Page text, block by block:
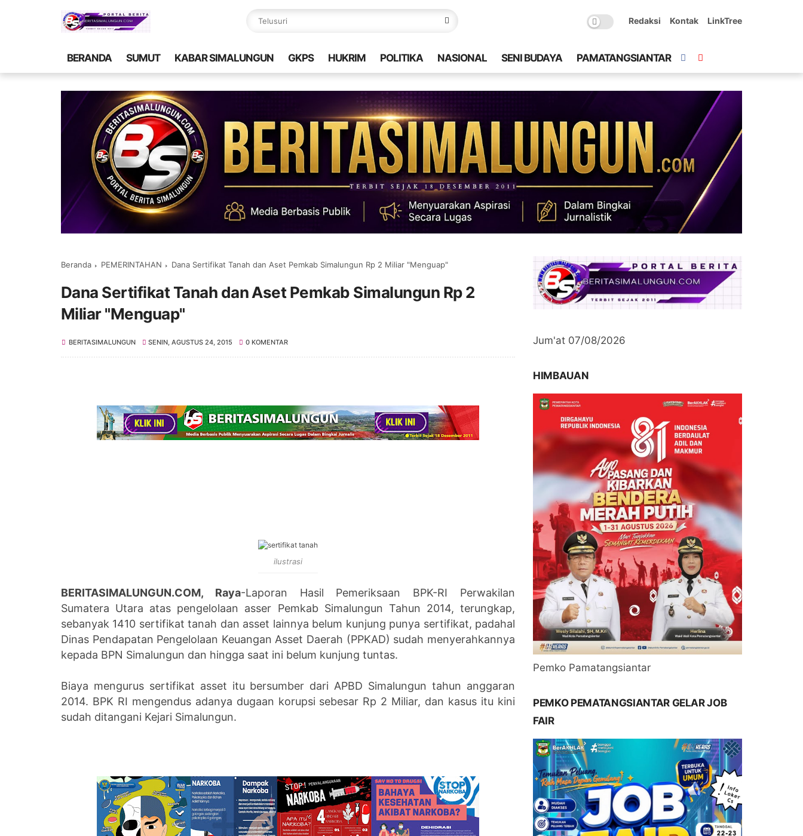
Redaksi Kontak LinkTree
BERANDA SUMUT KABAR SIMALUNGUN GKPS HUKRIM POLITIKA NASIONAL SENI BUDAYA PAMATANGSIANTAR
Beranda PEMERINTAHAN Dana Sertifikat Tanah dan Aset Pemkab Simalungun Rp 2 Miliar "Menguap"
Dana Sertifikat Tanah dan Aset Pemkab Simalungun Rp 2
Miliar "Menguap"
BERITASIMALUNGUN SENIN, AGUSTUS 24, 2015 0 KOMENTAR
ilustrasi
BERITASIMALUNGUN.COM, Raya-Laporan Hasil Pemeriksaan BPK-RI Perwakilan
Sumatera Utara atas pengelolaan asser Pemkab Simalungun Tahun 2014, terungkap,
sebanyak 1410 sertifikat tanah dan asset lainnya belum kunjung punya sertifikat, padahal
Dinas Pendapatan Pengelolaan Keuangan Asset Daerah (PPKAD) sudah menyerahkannya
kepada BPN Simalungun dan hingga saat ini belum kunjung tuntas.
Biaya mengurus sertifikat asset itu bersumber dari APBD Simalungun tahun anggaran
2014. BPK RI mengendus adanya dugaan korupsi sebesar Rp 2 Miliar, dan kasus itu kini
sudah ditangani Kejari Simalungun.
Jum'at 07/08/2026
HIMBAUAN
Pemko Pamatangsiantar
PEMKO PEMATANGSIANTAR GELAR JOB
FAIR